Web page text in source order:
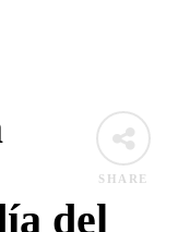
SHARE
del